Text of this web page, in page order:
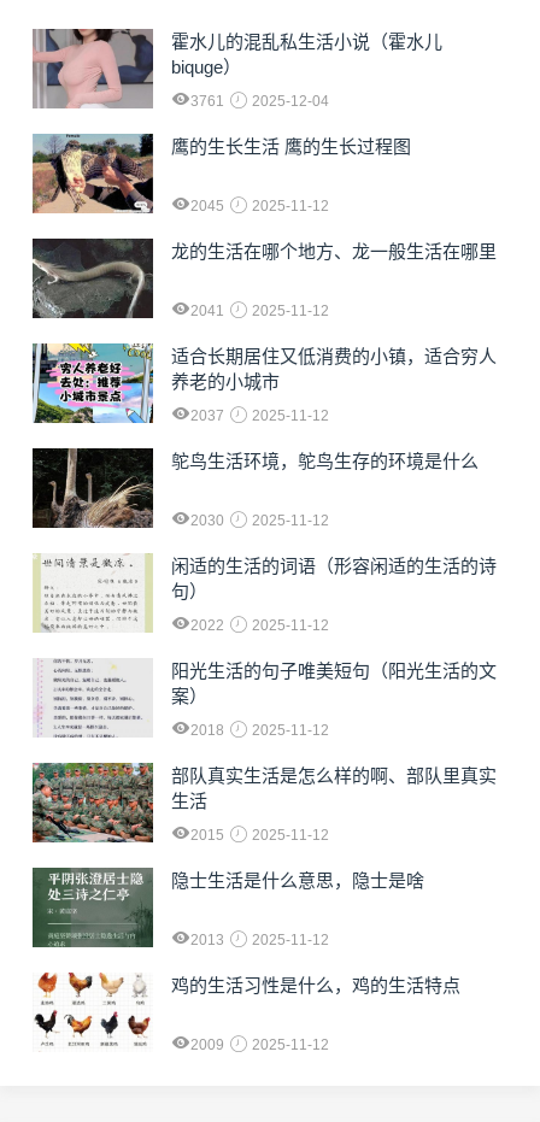
霍水儿的混乱私生活小说（霍水儿
biquge）
3761 2025-12-04
鹰的生长生活 鹰的生长过程图
2045 2025-11-12
龙的生活在哪个地方、龙一般生活在哪里
2041 2025-11-12
适合长期居住又低消费的小镇，适合穷人
养老的小城市
2037 2025-11-12
鸵鸟生活环境，鸵鸟生存的环境是什么
2030 2025-11-12
闲适的生活的词语（形容闲适的生活的诗
句）
2022 2025-11-12
阳光生活的句子唯美短句（阳光生活的文
案）
2018 2025-11-12
部队真实生活是怎么样的啊、部队里真实
生活
2015 2025-11-12
隐士生活是什么意思，隐士是啥
2013 2025-11-12
鸡的生活习性是什么，鸡的生活特点
2009 2025-11-12